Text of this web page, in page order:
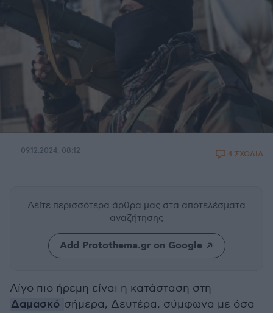
09.12.2024, 08:12 4 ΣΧΟΛΙΑ
Δείτε περισσότερα άρθρα μας στα αποτελέσματα
αναζήτησης
Add Protothema.gr on Google
Λίγο πιο ήρεμη είναι η κατάσταση στη
Δαμασκό σήμερα, Δευτέρα, σύμφωνα με όσα